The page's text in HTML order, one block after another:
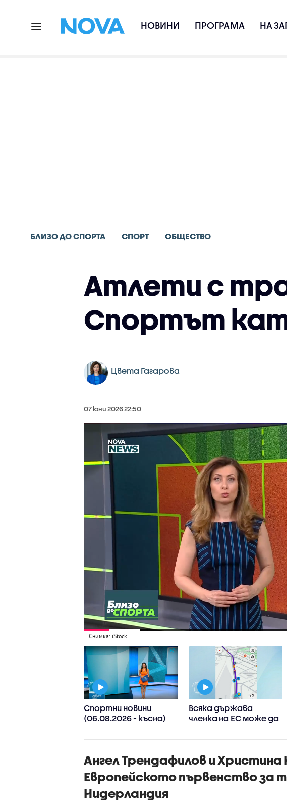
НОВИНИ ПРОГРАМА НА
БЛИЗО ДО СПОРТА СПОРТ ОБЩЕСТВО
Атлети с
Спортът
Цвета Гагарова
07 юни 2026 22:50
Снимка: iStock
Спортни новини
(06.08.2026 - късна)
Всяка държава
членка на ЕС може да
споделянето в
информация къде има
проверки на пътя
Ангел Трендафилов и Христина
Европейското първенство за
Нидерландия